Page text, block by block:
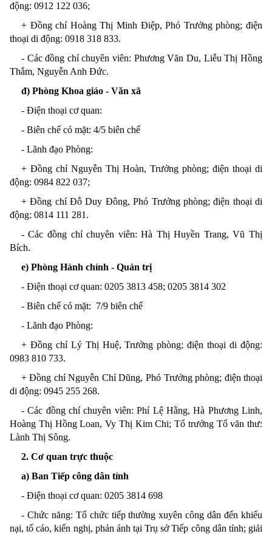
động: 0912 122 036;
+ Đồng chí Hoàng Thị Minh Điệp, Phó Trưởng phòng; điện
thoại di động: 0918 318 833.
- Các đồng chí chuyên viên: Phương Văn Du, Liễu Thị Hồng
Thắm, Nguyễn Anh Đức.
đ) Phòng Khoa giáo - Văn xã
- Điện thoại cơ quan:
- Biên chế có mặt: 4/5 biên chế
- Lãnh đạo Phòng:
+ Đồng chíNguyễn Thị Hoàn, Trưởng phòng; điện thoại di
động: 0984 822 037;
+ Đồng chíĐỗ Duy Đông, Phó Trưởng phòng;điện thoại di
động: 0814 111 281 .
- Các đồng chí chuyên viên: Hà Thị Huyền Trang, Vũ Thị
Bích.
e) Phòng Hành chính - Quản trị
- Điện thoại cơ quan: 0205 3813 458; 0205 3814 302
- Biên chế có mặt: 7/9 biên chế
- Lãnh đạo Phòng:
+ Đồng chíLý Thị Huệ, Trưởng phòng;điện thoại di động:
0983 810 733.
+ Đồng chí Nguyễn Chí Dũng, Phó Trưởng phòng; điện thoại
di động: 0945 255 268.
- Các đồng chí chuyên viên: Phí Lệ Hằng, Hà Phương Linh,
Hoàng Thị Hồng Loan, Vy Thị Kim Chi; Tổ trưởng Tổ văn thư:
Lành Thị Sông.
2. Cơ quan trực thuộc
a)Ban Tiếp công dân tỉnh
- Điện thoại cơ quan: 0205 3814 698
- Chức năng: Tổ chức tiếp thường xuyên công dân đến khiếu
nại, tố cáo, kiến nghị, phản ánh tại Trụ sở Tiếp công dân tỉnh; giải